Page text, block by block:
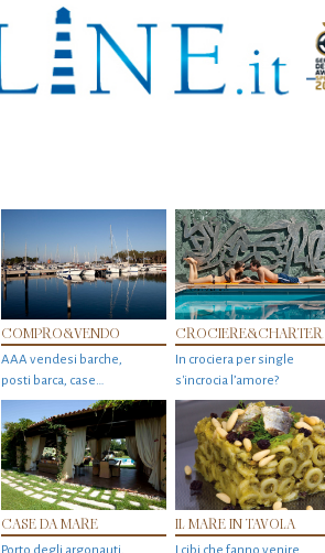
COMPRO&VENDO
AAA vendesi barche,
posti barca, case…
CROCIERE&CHARTER
In crociera per single
s'incrocia l’amore?
CASE DA MARE IL MARE IN TAVOLA